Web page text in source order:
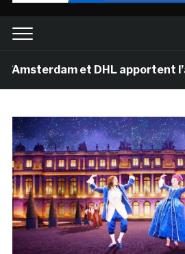
et DHL apportent l’art